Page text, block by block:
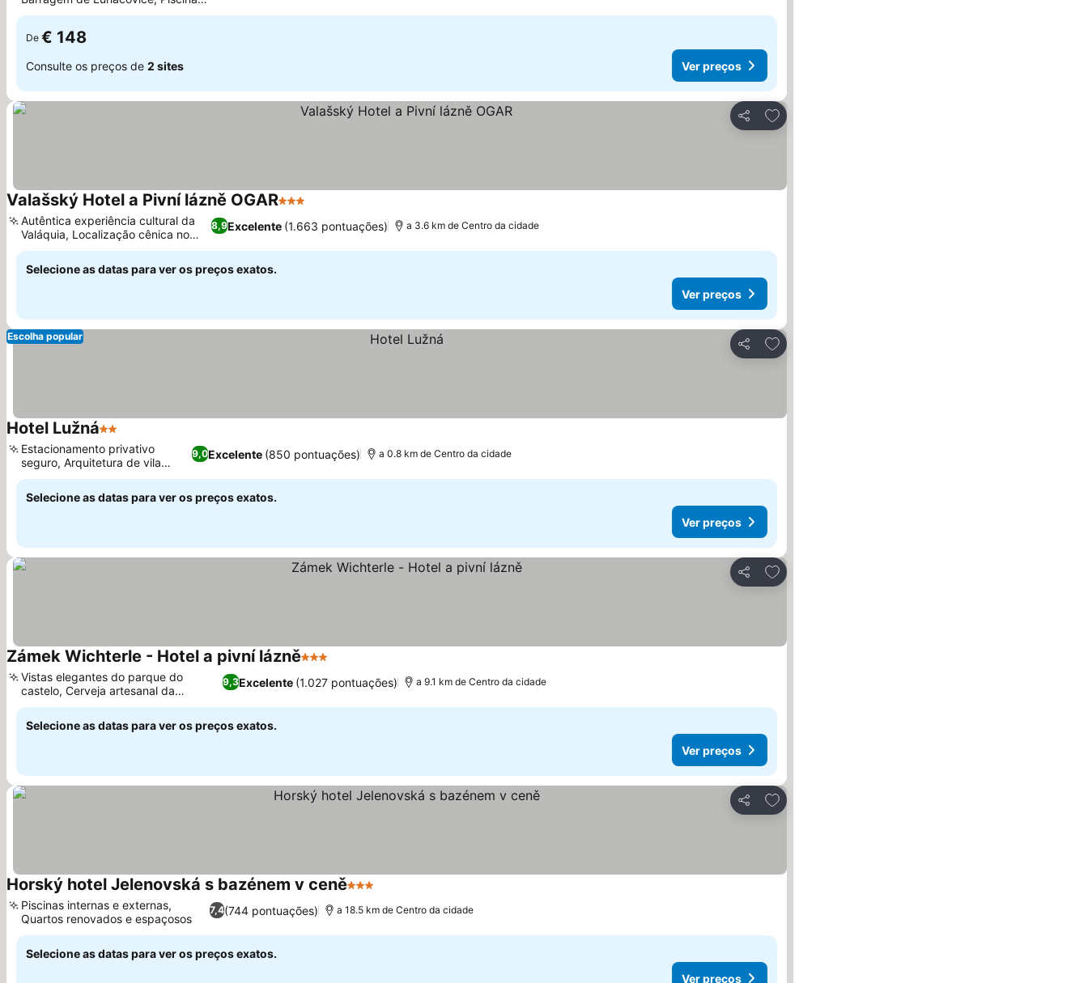
coberta e bem-estar
De € 148
Consulte os preços de 2 sites Ver preços
Partilhar
Adicionar aos favoritos
Valašský Hotel a Pivní lázně OGAR3 Estrelas
8,9Excelente (1.663 pontuações)
Autêntica experiência cultural da
Valáquia, Localização cênica no
campo
a 3.6 km de Centro da cidade
Selecione as datas para ver os preços exatos.
Ver preços
Partilhar
Adicionar aos favoritos
Escolha popular
Hotel Lužná2 Estrelas
9,0Excelente (850 pontuações)
Estacionamento privativo
seguro, Arquitetura de vila
histórica
a 0.8 km de Centro da cidade
Selecione as datas para ver os preços exatos.
Ver preços
Partilhar
Adicionar aos favoritos
Zámek Wichterle - Hotel a pivní lázně3 Estrelas
9,3Excelente (1.027 pontuações)
Vistas elegantes do parque do
castelo, Cerveja artesanal da
cervejaria no local
a 9.1 km de Centro da cidade
Selecione as datas para ver os preços exatos.
Ver preços
Partilhar
Adicionar aos favoritos
Horský hotel Jelenovská s bazénem v ceně3 Estrelas
7,4(744 pontuações)
Piscinas internas e externas,
Quartos renovados e espaçosos
a 18.5 km de Centro da cidade
Selecione as datas para ver os preços exatos.
Ver preços